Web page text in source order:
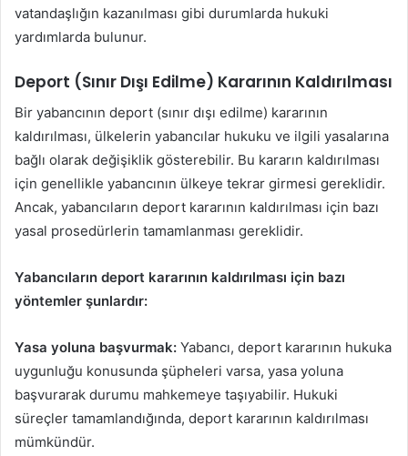
vatandaşlığın kazanılması gibi durumlarda hukuki
yardımlarda bulunur.
Deport (Sınır Dışı Edilme) Kararının Kaldırılması
Bir yabancının deport (sınır dışı edilme) kararının
kaldırılması, ülkelerin yabancılar hukuku ve ilgili yasalarına
bağlı olarak değişiklik gösterebilir. Bu kararın kaldırılması
için genellikle yabancının ülkeye tekrar girmesi gereklidir.
Ancak, yabancıların deport kararının kaldırılması için bazı
yasal prosedürlerin tamamlanması gereklidir.
Yabancıların deport kararının kaldırılması için bazı
yöntemler şunlardır:
Yasa yoluna başvurmak: Yabancı, deport kararının hukuka
uygunluğu konusunda şüpheleri varsa, yasa yoluna
başvurarak durumu mahkemeye taşıyabilir. Hukuki
süreçler tamamlandığında, deport kararının kaldırılması
mümkündür.